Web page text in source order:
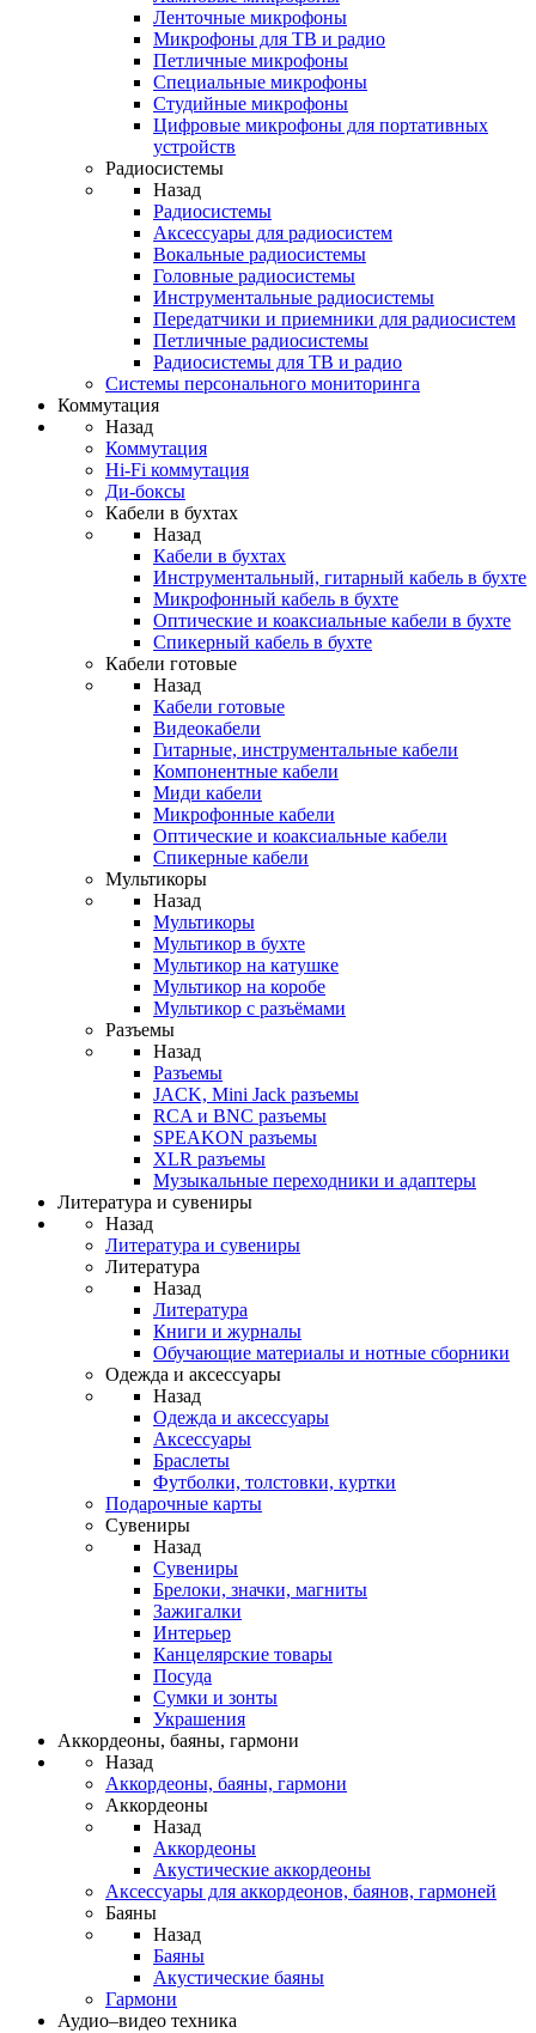
Ленточные микрофоны
Микрофоны для ТВ и радио
Петличные микрофоны
Специальные микрофоны
Студийные микрофоны
Цифровые микрофоны для портативных
устройств
Радиосистемы
Назад
Радиосистемы
Аксессуары для радиосистем
Вокальные радиосистемы
Головные радиосистемы
Инструментальные радиосистемы
Передатчики и приемники для радиосистем
Петличные радиосистемы
Радиосистемы для ТВ и радио
Системы персонального мониторинга
Коммутация
Назад
Коммутация
Hi-Fi коммутация
Ди-боксы
Кабели в бухтах
Назад
Кабели в бухтах
Инструментальный, гитарный кабель в бухте
Микрофонный кабель в бухте
Оптические и коаксиальные кабели в бухте
Спикерный кабель в бухте
Кабели готовые
Назад
Кабели готовые
Видеокабели
Гитарные, инструментальные кабели
Компонентные кабели
Миди кабели
Микрофонные кабели
Оптические и коаксиальные кабели
Спикерные кабели
Мультикоры
Назад
Мультикоры
Мультикор в бухте
Мультикор на катушке
Мультикор на коробе
Мультикор с разъёмами
Разъемы
Назад
Разъемы
JACK, Mini Jack разъемы
RCA и BNC разъемы
SPEAKON разъемы
XLR разъемы
Музыкальные переходники и адаптеры
Литература и сувениры
Назад
Литература и сувениры
Литература
Назад
Литература
Книги и журналы
Обучающие материалы и нотные сборники
Одежда и аксессуары
Назад
Одежда и аксессуары
Аксессуары
Браслеты
Футболки, толстовки, куртки
Подарочные карты
Сувениры
Назад
Сувениры
Брелоки, значки, магниты
Зажигалки
Интерьер
Канцелярские товары
Посуда
Сумки и зонты
Украшения
Аккордеоны, баяны, гармони
Назад
Аккордеоны, баяны, гармони
Аккордеоны
Назад
Аккордеоны
Акустические аккордеоны
Аксессуары для аккордеонов, баянов, гармоней
Баяны
Назад
Баяны
Акустические баяны
Гармони
Аудио–видео техника